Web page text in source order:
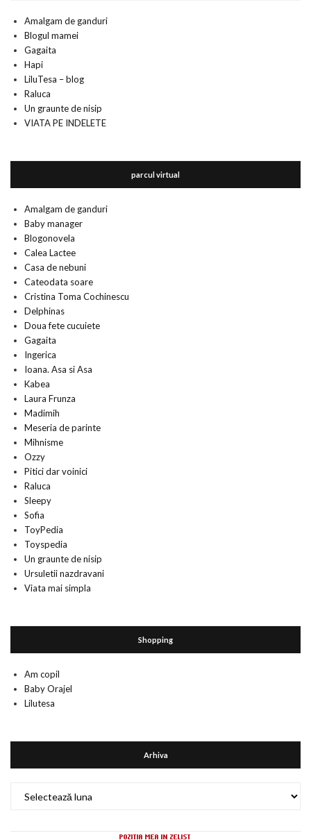
Amalgam de ganduri
Blogul mamei
Gagaita
Hapi
LiluTesa – blog
Raluca
Un graunte de nisip
VIATA PE INDELETE
parcul virtual
Amalgam de ganduri
Baby manager
Blogonovela
Calea Lactee
Casa de nebuni
Cateodata soare
Cristina Toma Cochinescu
Delphinas
Doua fete cucuiete
Gagaita
Ingerica
Ioana. Asa si Asa
Kabea
Laura Frunza
Madimih
Meseria de parinte
Mihnisme
Ozzy
Pitici dar voinici
Raluca
Sleepy
Sofia
ToyPedia
Toyspedia
Un graunte de nisip
Ursuletii nazdravani
Viata mai simpla
Shopping
Am copil
Baby Orajel
Lilutesa
Arhiva